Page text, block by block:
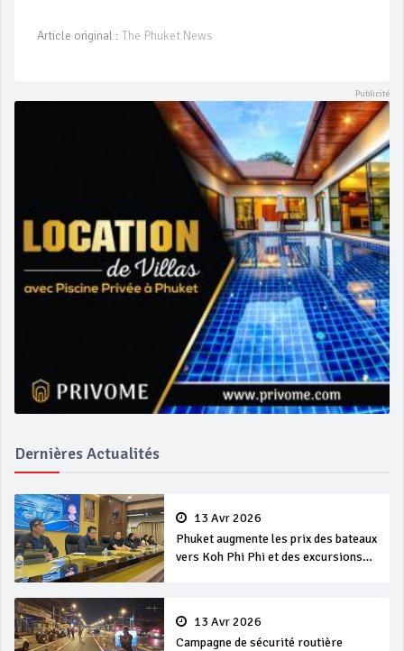
Article original : The Phuket News
Dernières Actualités
13 Avr 2026
Phuket augmente les prix des bateaux
vers Koh Phi Phi et des excursions
13 Avr 2026
Campagne de sécurité routière